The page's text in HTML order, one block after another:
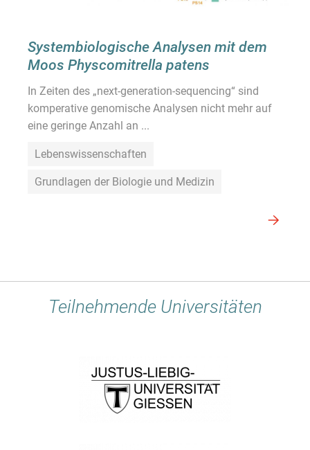
Systembiologische Analysen mit dem
Moos Physcomitrella patens
In Zeiten des „next-generation-sequencing“ sind
komperative genomische Analysen nicht mehr auf
eine geringe Anzahl an ...
Lebenswissenschaften
Grundlagen der Biologie und Medizin
Teilnehmende Universitäten